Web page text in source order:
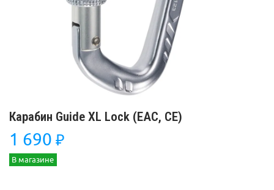
Карабин Guide XL Lock (EAC, CE)
1 690 ₽
В магазине